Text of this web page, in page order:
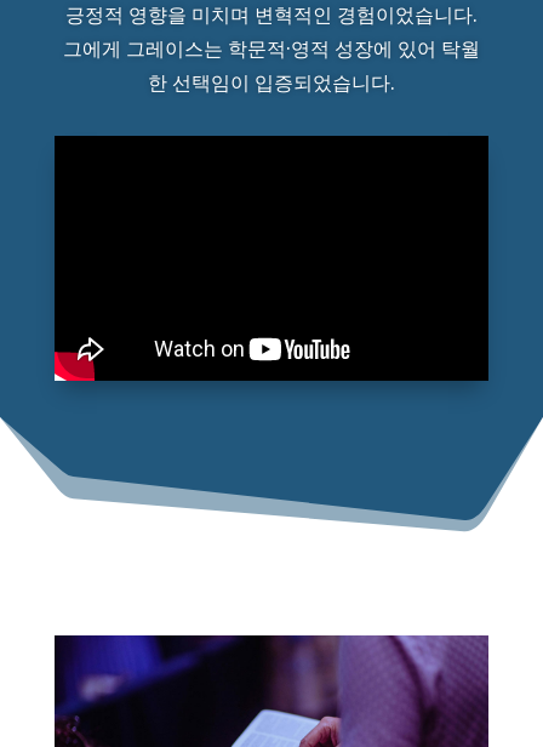
긍정적 영향을 미치며 변혁적인 경험이었습니다.
그에게 그레이스는 학문적·영적 성장에 있어 탁월
한 선택임이 입증되었습니다.